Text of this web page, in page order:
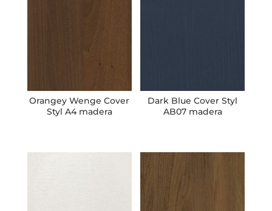
Orangey Wenge Cover
Styl A4 madera
Dark Blue Cover Styl
AB07 madera